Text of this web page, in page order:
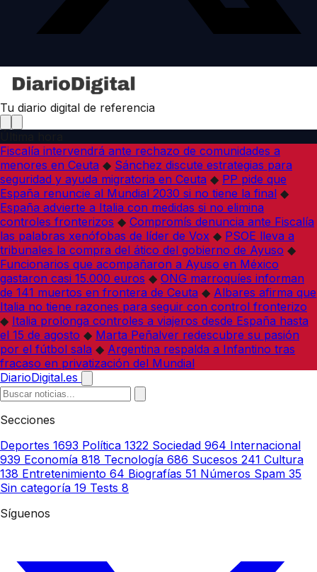
Tu diario digital de referencia
Fiscalía intervendrá ante rechazo de comunidades a
menores en Ceuta ◆ Sánchez discute estrategias para
seguridad y ayuda migratoria en Ceuta ◆ PP pide que
España renuncie al Mundial 2030 si no tiene la final ◆
España advierte a Italia con medidas si no elimina
controles fronterizos ◆ Compromís denuncia ante Fiscalía
las palabras xenófobas de líder de Vox ◆ PSOE lleva a
tribunales la compra del ático del gobierno de Ayuso ◆
Funcionarios que acompañaron a Ayuso en México
gastaron casi 15.000 euros ◆ ONG marroquíes informan
de 141 muertos en frontera de Ceuta ◆ Albares afirma que
Italia no tiene razones para seguir con control fronterizo
◆ Italia prolonga controles a viajeros desde España hasta
el 15 de agosto ◆ Marta Peñalver redescubre su pasión
por el fútbol sala ◆ Argentina respalda a Infantino tras
fracaso en privatización del Mundial
DiarioDigital.es
Secciones
Deportes 1693 Política 1322 Sociedad 964 Internacional
939 Economía 818 Tecnología 686 Sucesos 241 Cultura
138 Entretenimiento 64 Biografías 51 Números Spam 35
Sin categoría 19 Tests 8
Síguenos